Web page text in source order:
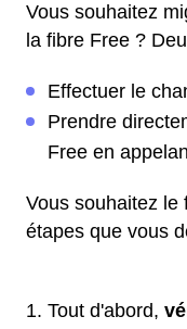
Vous souhaitez
la fibre Free ?
Effectuer le
Prendre
Free en
Vous souhaitez le
étapes que vous
Tout d'abord,